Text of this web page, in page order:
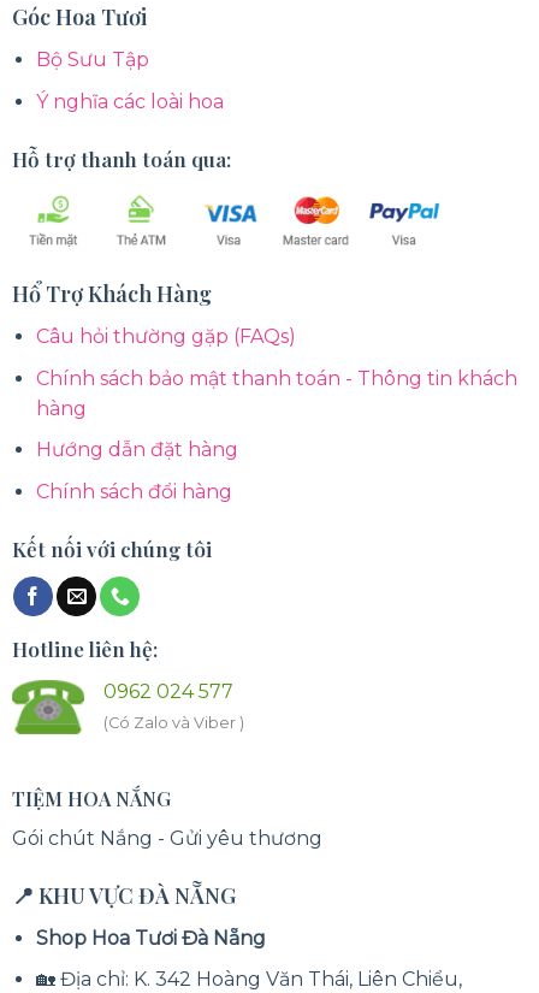
Góc Hoa Tươi
Bộ Sưu Tập
Ý nghĩa các loài hoa
Hỗ trợ thanh toán qua:
Hổ Trợ Khách Hàng
Câu hỏi thường gặp (FAQs)
Chính sách bảo mật thanh toán - Thông tin khách
hàng
Hướng dẫn đặt hàng
Chính sách đổi hàng
Kết nối với chúng tôi
Hotline liên hệ:
0962 024 577
(Có Zalo và Viber )
TIỆM HOA NẮNG
Gói chút Nắng - Gửi yêu thương
📍 KHU VỰC ĐÀ NẴNG
Shop Hoa Tươi Đà Nẵng
🏡 Địa chỉ: K. 342 Hoàng Văn Thái, Liên Chiểu,